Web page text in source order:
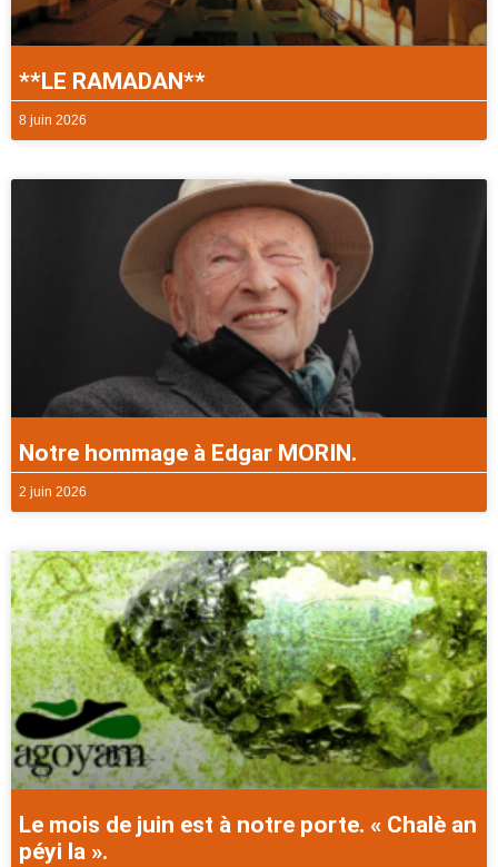
**LE RAMADAN**
8 juin 2026
Notre hommage à Edgar MORIN.
2 juin 2026
Le mois de juin est à notre porte. « Chalè an
péyi la ».